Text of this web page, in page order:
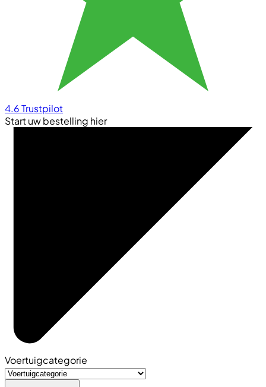
4.6Trustpilot
Start uw bestelling hier
Voertuigcategorie